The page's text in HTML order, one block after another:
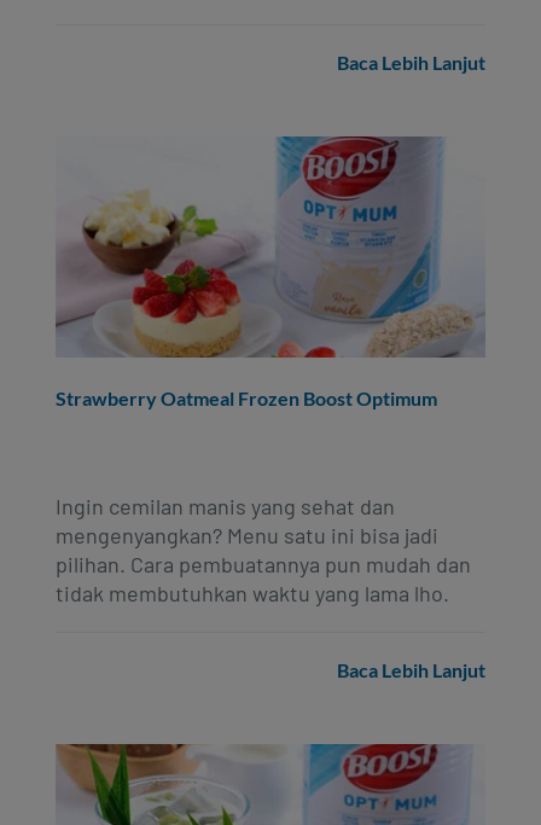
Baca Lebih Lanjut
Strawberry Oatmeal Frozen Boost Optimum
Ingin cemilan manis yang sehat dan
mengenyangkan? Menu satu ini bisa jadi
pilihan. Cara pembuatannya pun mudah dan
tidak membutuhkan waktu yang lama lho.
Baca Lebih Lanjut